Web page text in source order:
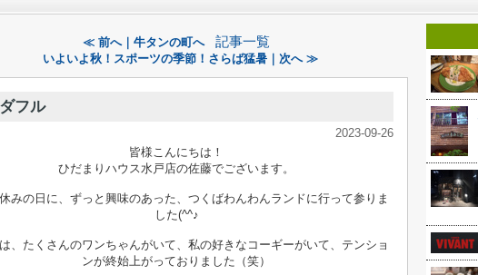
≪ 前へ｜牛タンの町へ 記事一覧
いよいよ秋！スポーツの季節！さらば猛暑｜次へ ≫
フル
2023-09-26
皆様こんにちは！
ひだまりハウス水戸店の佐藤でございます。
みの日に、ずっと興味のあった、つくばわんわんランドに行って参りま
した(^^♪
、たくさんのワンちゃんがいて、私の好きなコーギーがいて、テンショ
ンが終始上がっておりました（笑）